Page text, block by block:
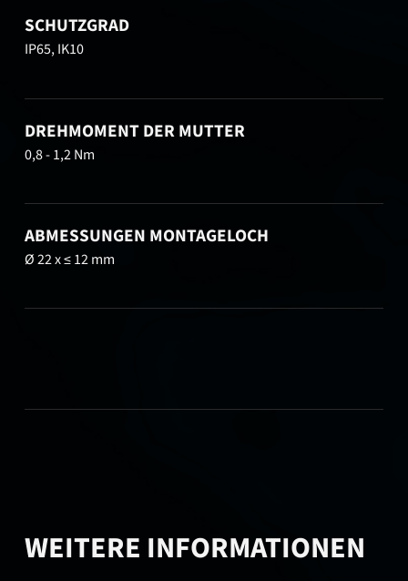
SCHUTZGRAD
IP65, IK10
DREHMOMENT DER MUTTER
0,8 - 1,2 Nm
ABMESSUNGEN MONTAGELOCH
Ø 22 x ≤ 12 mm
WEITERE INFORMATIONEN